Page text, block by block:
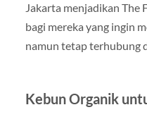
Jakarta menjadikan The
bagi mereka yang ingin
namun tetap terhubung
Kebun Organik